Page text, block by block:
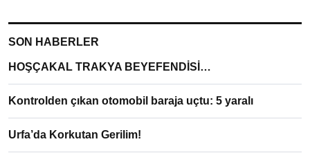
SON HABERLER
HOŞÇAKAL TRAKYA BEYEFENDİSİ…
Kontrolden çıkan otomobil baraja uçtu: 5 yaralı
Urfa’da Korkutan Gerilim!